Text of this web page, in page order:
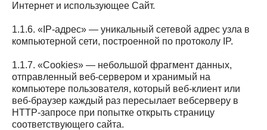
Интернет и использующее Сайт.
1.1.6. «IP-адрес» — уникальный сетевой адрес узла в
компьютерной сети, построенной по протоколу IP.
1.1.7. «Cookies» — небольшой фрагмент данных,
отправленный веб-сервером и хранимый на
компьютере пользователя, который веб-клиент или
веб-браузер каждый раз пересылает вебсерверу в
HTTP-запросе при попытке открыть страницу
соответствующего сайта.